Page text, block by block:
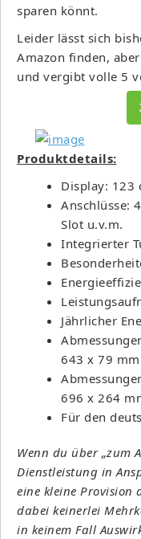
sparen könnt.
Leider lässt sich
Amazon finden,
und vergibt volle 5
Produktdetails:
Display: 123
Anschlüsse:
Slot u.v.m.
Integrierter
Jährlicher
643 x 79 mm
696 x 264
Für den
Wenn du über „zum
Dienstleistung in
eine kleine Provision
dabei keinerlei
in keinem Fall